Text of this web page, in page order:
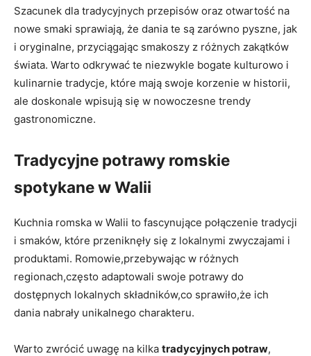
Szacunek dla tradycyjnych przepisów oraz otwartość na
nowe smaki sprawiają, że dania te są zarówno pyszne, jak
i oryginalne, przyciągając smakoszy z różnych zakątków
świata. Warto odkrywać te niezwykle bogate kulturowo i
kulinarnie tradycje, które mają swoje korzenie w historii,
ale doskonale wpisują się w nowoczesne trendy
gastronomiczne.
Tradycyjne potrawy romskie
spotykane w Walii
Kuchnia romska w Walii to fascynujące połączenie tradycji
i smaków, które przeniknęły się z lokalnymi zwyczajami i
produktami. Romowie,przebywając w różnych
regionach,często adaptowali swoje potrawy do
dostępnych lokalnych składników,co sprawiło,że ich
dania nabrały unikalnego charakteru.
Warto zwrócić uwagę na kilka tradycyjnych potraw,